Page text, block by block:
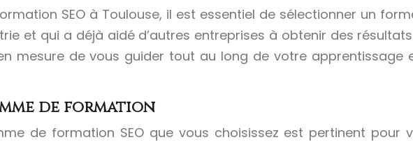
SEO à Toulouse, il est essentiel de sélectionner un
et qui a déjà aidé d’autres entreprises à obtenir des
mesure de vous guider tout au long de votre
de formation
de formation SEO que vous choisissez est pertinent pour